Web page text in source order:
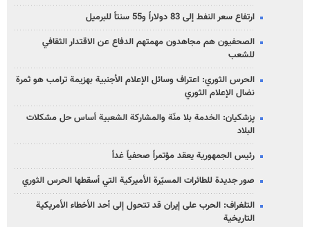
ارتفاع سعر النفط إلى 83 دولاراً و55 سنتاً للبرميل
الصحفيون هم مجاهدون مهمتهم الدفاع عن الاقتدار الثقافي
للشعب
الحرس الثوري: اعتراف وسائل الإعلام الأجنبية بهزيمة ترامب هو ثمرة
نضال الإعلام الثوري
پزشکیان: الخدمة بلا منّة والمشاركة الشعبية أساس حل مشكلات
البلاد
رئيس الجمهورية يعقد مؤتمراً صحفياً غداً
صور جديدة للطائرات المسيّرة الأميركية التي أسقطها الحرس الثوري
التلغراف: الحرب على إيران قد تتحول إلى أحد الأخطاء الأمريكية
التاريخية